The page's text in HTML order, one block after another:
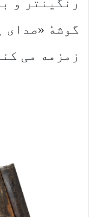
گوشهٔ «صدای
زمزمه می